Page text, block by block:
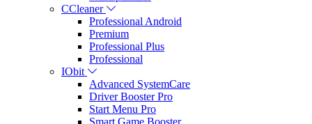
CCleaner
Professional Android
Premium
Professional Plus
Professional
IObit
Advanced SystemCare
Driver Booster Pro
Start Menu Pro